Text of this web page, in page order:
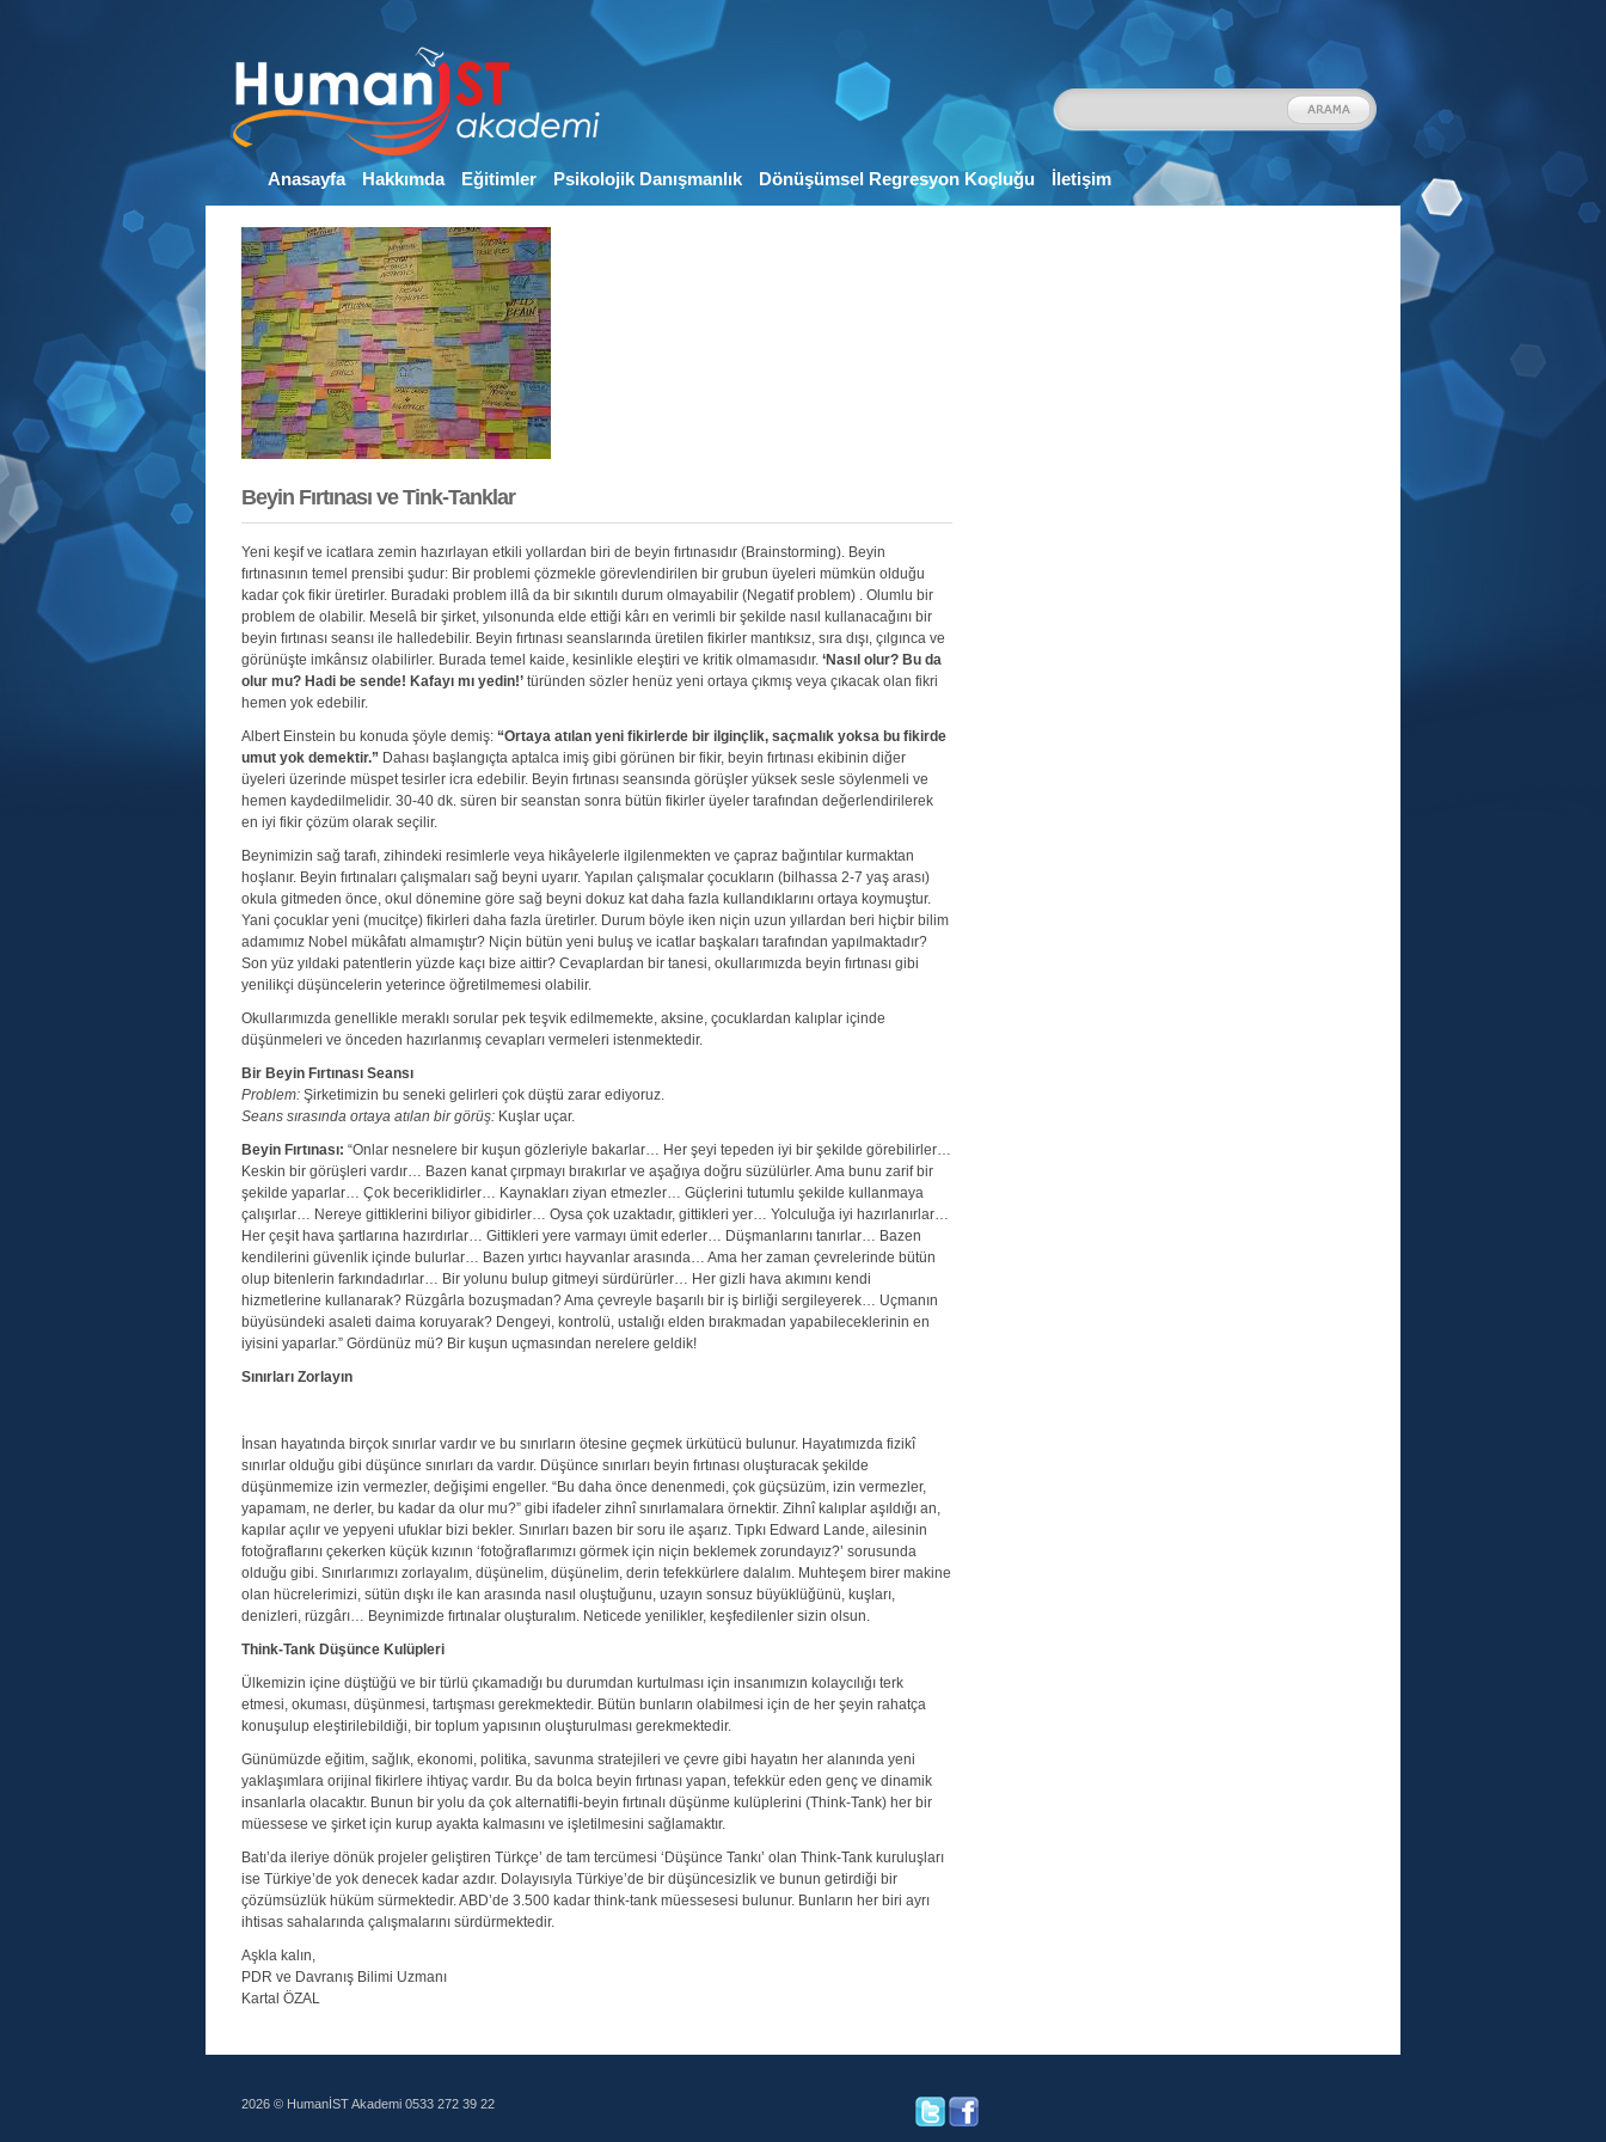
Anasayfa Hakkımda Eğitimler Psikolojik Danışmanlık Dönüşümsel Regresyon Koçluğu İletişim
Beyin Fırtınası ve Tink-Tanklar
Yeni keşif ve icatlara zemin hazırlayan etkili yollardan biri de beyin fırtınasıdır (Brainstorming). Beyin
fırtınasının temel prensibi şudur: Bir problemi çözmekle görevlendirilen bir grubun üyeleri mümkün olduğu
kadar çok fikir üretirler. Buradaki problem illâ da bir sıkıntılı durum olmayabilir (Negatif problem) . Olumlu bir
problem de olabilir. Meselâ bir şirket, yılsonunda elde ettiği kârı en verimli bir şekilde nasıl kullanacağını bir
beyin fırtınası seansı ile halledebilir. Beyin fırtınası seanslarında üretilen fikirler mantıksız, sıra dışı, çılgınca ve
görünüşte imkânsız olabilirler. Burada temel kaide, kesinlikle eleştiri ve kritik olmamasıdır. ‘Nasıl olur? Bu da
olur mu? Hadi be sende! Kafayı mı yedin!’ türünden sözler henüz yeni ortaya çıkmış veya çıkacak olan fikri
hemen yok edebilir.
Albert Einstein bu konuda şöyle demiş: “Ortaya atılan yeni fikirlerde bir ilginçlik, saçmalık yoksa bu fikirde
umut yok demektir.” Dahası başlangıçta aptalca imiş gibi görünen bir fikir, beyin fırtınası ekibinin diğer
üyeleri üzerinde müspet tesirler icra edebilir. Beyin fırtınası seansında görüşler yüksek sesle söylenmeli ve
hemen kaydedilmelidir. 30-40 dk. süren bir seanstan sonra bütün fikirler üyeler tarafından değerlendirilerek
en iyi fikir çözüm olarak seçilir.
Beynimizin sağ tarafı, zihindeki resimlerle veya hikâyelerle ilgilenmekten ve çapraz bağıntılar kurmaktan
hoşlanır. Beyin fırtınaları çalışmaları sağ beyni uyarır. Yapılan çalışmalar çocukların (bilhassa 2-7 yaş arası)
okula gitmeden önce, okul dönemine göre sağ beyni dokuz kat daha fazla kullandıklarını ortaya koymuştur.
Yani çocuklar yeni (mucitçe) fikirleri daha fazla üretirler. Durum böyle iken niçin uzun yıllardan beri hiçbir bilim
adamımız Nobel mükâfatı almamıştır? Niçin bütün yeni buluş ve icatlar başkaları tarafından yapılmaktadır?
Son yüz yıldaki patentlerin yüzde kaçı bize aittir? Cevaplardan bir tanesi, okullarımızda beyin fırtınası gibi
yenilikçi düşüncelerin yeterince öğretilmemesi olabilir.
Okullarımızda genellikle meraklı sorular pek teşvik edilmemekte, aksine, çocuklardan kalıplar içinde
düşünmeleri ve önceden hazırlanmış cevapları vermeleri istenmektedir.
Bir Beyin Fırtınası Seansı
Problem: Şirketimizin bu seneki gelirleri çok düştü zarar ediyoruz.
Seans sırasında ortaya atılan bir görüş: Kuşlar uçar.
Beyin Fırtınası: “Onlar nesnelere bir kuşun gözleriyle bakarlar… Her şeyi tepeden iyi bir şekilde görebilirler…
Keskin bir görüşleri vardır… Bazen kanat çırpmayı bırakırlar ve aşağıya doğru süzülürler. Ama bunu zarif bir
şekilde yaparlar… Çok beceriklidirler… Kaynakları ziyan etmezler… Güçlerini tutumlu şekilde kullanmaya
çalışırlar… Nereye gittiklerini biliyor gibidirler… Oysa çok uzaktadır, gittikleri yer… Yolculuğa iyi hazırlanırlar…
Her çeşit hava şartlarına hazırdırlar… Gittikleri yere varmayı ümit ederler… Düşmanlarını tanırlar… Bazen
kendilerini güvenlik içinde bulurlar… Bazen yırtıcı hayvanlar arasında… Ama her zaman çevrelerinde bütün
olup bitenlerin farkındadırlar… Bir yolunu bulup gitmeyi sürdürürler… Her gizli hava akımını kendi
hizmetlerine kullanarak? Rüzgârla bozuşmadan? Ama çevreyle başarılı bir iş birliği sergileyerek… Uçmanın
büyüsündeki asaleti daima koruyarak? Dengeyi, kontrolü, ustalığı elden bırakmadan yapabileceklerinin en
iyisini yaparlar.” Gördünüz mü? Bir kuşun uçmasından nerelere geldik!
Sınırları Zorlayın
İnsan hayatında birçok sınırlar vardır ve bu sınırların ötesine geçmek ürkütücü bulunur. Hayatımızda fizikî
sınırlar olduğu gibi düşünce sınırları da vardır. Düşünce sınırları beyin fırtınası oluşturacak şekilde
düşünmemize izin vermezler, değişimi engeller. “Bu daha önce denenmedi, çok güçsüzüm, izin vermezler,
yapamam, ne derler, bu kadar da olur mu?” gibi ifadeler zihnî sınırlamalara örnektir. Zihnî kalıplar aşıldığı an,
kapılar açılır ve yepyeni ufuklar bizi bekler. Sınırları bazen bir soru ile aşarız. Tıpkı Edward Lande, ailesinin
fotoğraflarını çekerken küçük kızının ‘fotoğraflarımızı görmek için niçin beklemek zorundayız?’ sorusunda
olduğu gibi. Sınırlarımızı zorlayalım, düşünelim, düşünelim, derin tefekkürlere dalalım. Muhteşem birer makine
olan hücrelerimizi, sütün dışkı ile kan arasında nasıl oluştuğunu, uzayın sonsuz büyüklüğünü, kuşları,
denizleri, rüzgârı… Beynimizde fırtınalar oluşturalım. Neticede yenilikler, keşfedilenler sizin olsun.
Think-Tank Düşünce Kulüpleri
Ülkemizin içine düştüğü ve bir türlü çıkamadığı bu durumdan kurtulması için insanımızın kolaycılığı terk
etmesi, okuması, düşünmesi, tartışması gerekmektedir. Bütün bunların olabilmesi için de her şeyin rahatça
konuşulup eleştirilebildiği, bir toplum yapısının oluşturulması gerekmektedir.
Günümüzde eğitim, sağlık, ekonomi, politika, savunma stratejileri ve çevre gibi hayatın her alanında yeni
yaklaşımlara orijinal fikirlere ihtiyaç vardır. Bu da bolca beyin fırtınası yapan, tefekkür eden genç ve dinamik
insanlarla olacaktır. Bunun bir yolu da çok alternatifli-beyin fırtınalı düşünme kulüplerini (Think-Tank) her bir
müessese ve şirket için kurup ayakta kalmasını ve işletilmesini sağlamaktır.
Batı’da ileriye dönük projeler geliştiren Türkçe’ de tam tercümesi ‘Düşünce Tankı’ olan Think-Tank kuruluşları
ise Türkiye’de yok denecek kadar azdır. Dolayısıyla Türkiye’de bir düşüncesizlik ve bunun getirdiği bir
çözümsüzlük hüküm sürmektedir. ABD’de 3.500 kadar think-tank müessesesi bulunur. Bunların her biri ayrı
ihtisas sahalarında çalışmalarını sürdürmektedir.
Aşkla kalın,
PDR ve Davranış Bilimi Uzmanı
Kartal ÖZAL
2026 © HumanİST Akademi 0533 272 39 22